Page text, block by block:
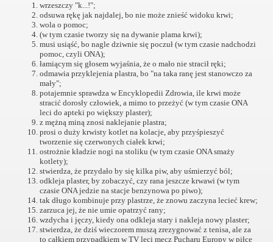
wrzeszczy "k...!";
odsuwa rękę jak najdalej, bo nie może znieść widoku krwi;
wola o pomoc;
(w tym czasie tworzy się na dywanie plama krwi);
musi usiąść, bo nagle dziwnie się poczuł (w tym czasie nadchodzi
pomoc, czyli ONA);
łamiącym się głosem wyjaśnia, że o mało nie stracił ręki;
odmawia przyklejenia plastra, bo "na taka ranę jest stanowczo za
mały";
potajemnie sprawdza w Encyklopedii Zdrowia, ile krwi może
stracić dorosły człowiek, a mimo to przeżyć (w tym czasie ONA
leci do apteki po większy plaster);
z mężną miną znosi naklejanie plastra;
prosi o duży krwisty kotlet na kolacje, aby przyśpieszyć
tworzenie się czerwonych ciałek krwi;
ostrożnie kładzie nogi na stoliku (w tym czasie ONA smaży
kotlety);
stwierdza, że przydało by się kilka piw, aby uśmierzyć ból;
odkleja plaster, by zobaczyć, czy rana jeszcze krwawi (w tym
czasie ONA jedzie na stacje benzynowa po piwo);
tak długo kombinuje przy plastrze, że znowu zaczyna lecieć krew;
zarzuca jej, że nie umie opatrzyć rany;
wzdycha i jęczy, kiedy ona odkleja stary i nakleja nowy plaster;
stwierdza, że dziś wieczorem muszą zrezygnować z tenisa, ale za
to całkiem przypadkiem w TV leci mecz Pucharu Europy w piłce